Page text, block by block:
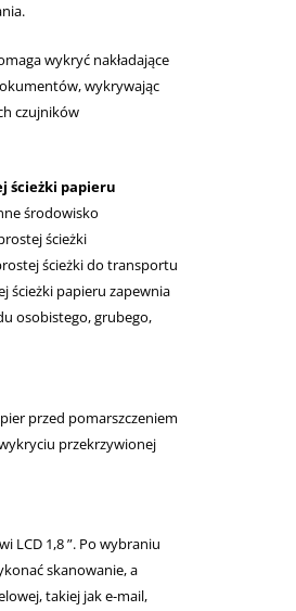
wykryć nakładające
wykrywając
czujników
ścieżki papieru
środowisko
ścieżki
ścieżki do transportu
ścieżki papieru zapewnia
osobistego, grubego,
przed pomarszczeniem
przekrzywionej
LCD 1,8 ”. Po wybraniu
skanowanie, a
takiej jak e-mail,